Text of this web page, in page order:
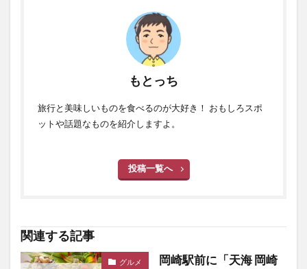
もとっち
旅行と美味しいものを食べるのが大好き！ おもしろスポ
ットや話題なものを紹介しますよ。
投稿一覧へ
関連する記事
グルメ 岡崎駅前に「天海 岡崎